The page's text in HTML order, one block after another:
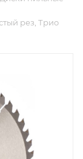
рез, Трио